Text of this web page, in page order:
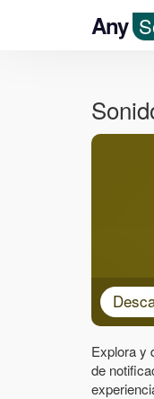
Any
Explora y
de